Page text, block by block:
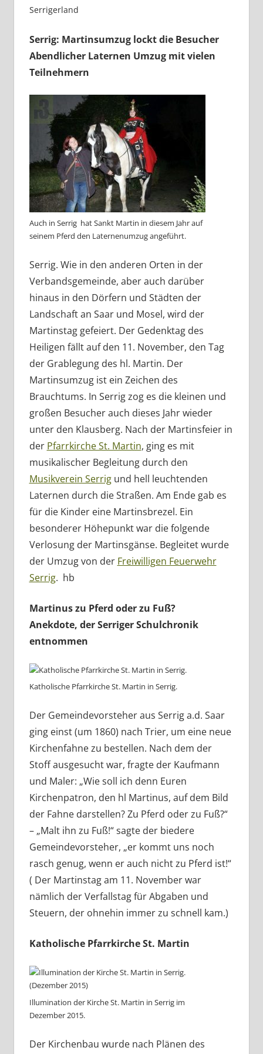
Dreiländereck
Serrigerland
Serrig: Martinsumzug lockt die Besucher
Abendlicher Laternen Umzug mit vielen
Teilnehmern
Auch in Serrig hat Sankt Martin in diesem Jahr auf
seinem Pferd den Laternenumzug angeführt.
Serrig. Wie in den anderen Orten in der
Verbandsgemeinde, aber auch darüber
hinaus in den Dörfern und Städten der
Landschaft an Saar und Mosel, wird der
Martinstag gefeiert. Der Gedenktag des
Heiligen fällt auf den 11. November, den Tag
der Grablegung des hl. Martin. Der
Martinsumzug ist ein Zeichen des
Brauchtums. In Serrig zog es die kleinen und
großen Besucher auch dieses Jahr wieder
unter den Klausberg. Nach der Martinsfeier in
der Pfarrkirche St. Martin, ging es mit
musikalischer Begleitung durch den
Musikverein Serrigund hell leuchtenden
Laternen durch die Straßen. Am Ende gab es
für die Kinder eine Martinsbrezel. Ein
besonderer Höhepunkt war die folgende
Verlosung der Martinsgänse. Begleitet wurde
der Umzug von der Freiwilligen Feuerwehr
Serrig. hb
Martinus zu Pferd oder zu Fuß?
Anekdote, der Serriger Schulchronik
entnommen
Katholische Pfarrkirche St. Martin in Serrig.
Der Gemeindevorsteher aus Serrig a.d. Saar
ging einst (um 1860) nach Trier, um eine neue
Kirchenfahne zu bestellen. Nach dem der
Stoff ausgesucht war, fragte der Kaufmann
und Maler: „Wie soll ich denn Euren
Kirchenpatron, den hl Martinus, auf dem Bild
der Fahne darstellen? Zu Pferd oder zu Fuß?“
– „Malt ihn zu Fuß!“ sagte der biedere
Gemeindevorsteher, „er kommt uns noch
rasch genug, wenn er auch nicht zu Pferd ist!“
( Der Martinstag am 11. November war
nämlich der Verfallstag für Abgaben und
Steuern, der ohnehin immer zu schnell kam.)
Katholische Pfarrkirche St. Martin
Illumination der Kirche St. Martin in Serrig im
Dezember 2015.
Der Kirchenbau wurde nach Plänen des